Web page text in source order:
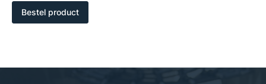
Bestel product